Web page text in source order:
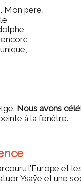
Mon père,
Nous avons
à la fenêtre.
l’Europe et
Ysaÿe et une